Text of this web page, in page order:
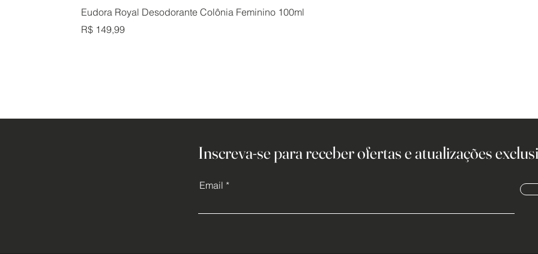
Eudora Royal Desodorante Colônia Feminino 100ml
Preço
R$ 149,99
Inscreva-se para receber ofertas e atualizações
Email